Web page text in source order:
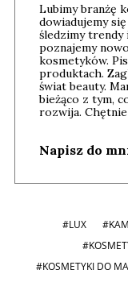
Lubimy branżę
dowiadujemy
śledzimy trendy
poznajemy
kosmetyków.
produktach.
świat beauty.
bieżąco z tym,
rozwija.
Napisz do
#LUX
#KOSMETYKI DO